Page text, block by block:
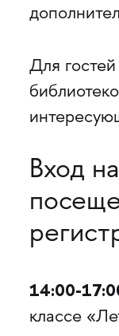
Для
Вход
14:00-
классе